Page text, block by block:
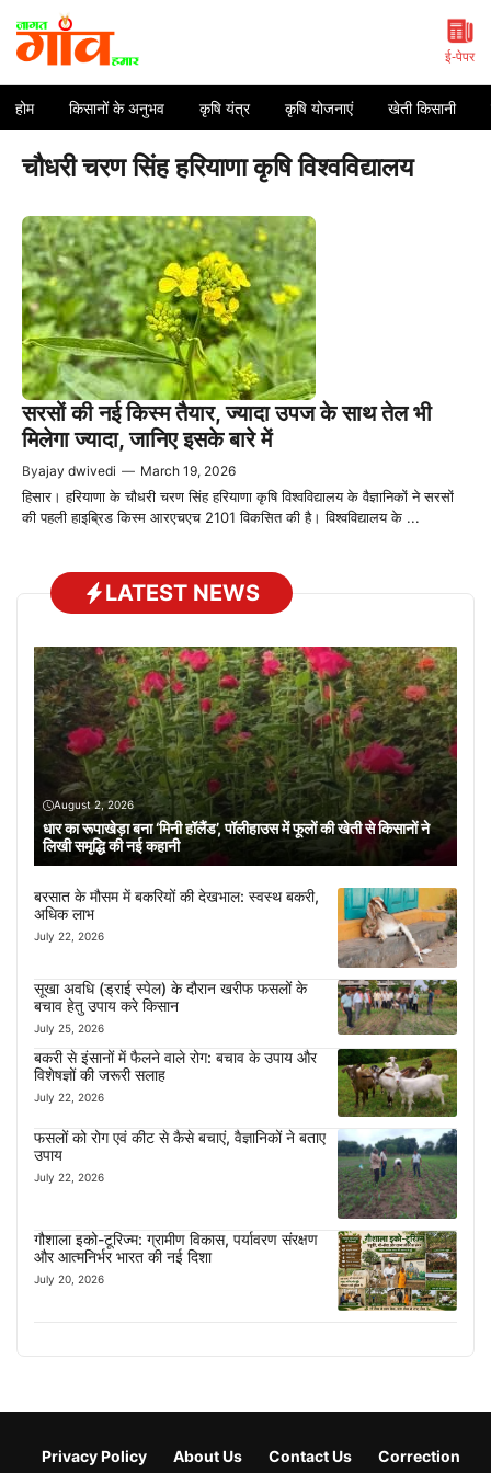
content
ई-पेपर
होम किसानों के अनुभव कृषि यंत्र कृषि योजनाएं खेती किसानी
चौधरी चरण सिंह हरियाणा कृषि विश्वविद्यालय
सरसों की नई किस्म तैयार, ज्यादा उपज के साथ तेल भी
मिलेगा ज्यादा, जानिए इसके बारे में
Byajay dwivedi — March 19, 2026
हिसार। हरियाणा के चौधरी चरण सिंह हरियाणा कृषि विश्वविद्यालय के वैज्ञानिकों ने सरसों
की पहली हाइब्रिड किस्म आरएचएच 2101 विकसित की है। विश्वविद्यालय के ...
LATEST NEWS
August 2, 2026
धार का रूपाखेड़ा बना ‘मिनी हॉलैंड’, पॉलीहाउस में फूलों की खेती से किसानों ने
लिखी समृद्धि की नई कहानी
बरसात के मौसम में बकरियों की देखभाल: स्वस्थ बकरी,
अधिक लाभ
July 22, 2026
सूखा अवधि (ड्राई स्पेल) के दौरान खरीफ फसलों के
बचाव हेतु उपाय करे किसान
July 25, 2026
बकरी से इंसानों में फैलने वाले रोग: बचाव के उपाय और
विशेषज्ञों की जरूरी सलाह
July 22, 2026
फसलों को रोग एवं कीट से कैसे बचाएं, वैज्ञानिकों ने बताए
उपाय
July 22, 2026
गौशाला इको-टूरिज्म: ग्रामीण विकास, पर्यावरण संरक्षण
और आत्मनिर्भर भारत की नई दिशा
July 20, 2026
Privacy Policy About Us Contact Us
Correction